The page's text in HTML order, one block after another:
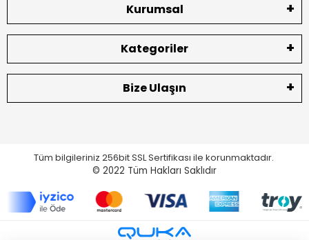
Kurumsal
Kategoriler
Bize Ulaşın
Tüm bilgileriniz 256bit SSL Sertifikası ile korunmaktadır.
© 2022 Tüm Hakları Saklıdır